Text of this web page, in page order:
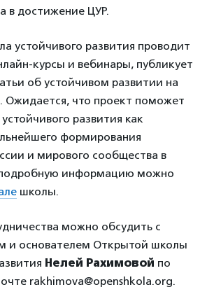
в достижение ЦУР.
устойчивого развития проводит
курсы и вебинары, публикует
об устойчивом развитии на
Ожидается, что проект поможет
развития как
формирования
и мирового сообщества в
информацию можно
школы.
можно обсудить с
и основателем Открытой школы
Нелей Рахимовой по
rakhimova@openshkola.org.